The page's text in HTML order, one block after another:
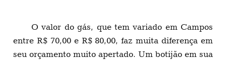
O valor do gás, que tem variado em Campos
entre R$ 70,00 e R$ 80,00, faz muita diferença em
seu orçamento muito apertado. Um botijão em sua